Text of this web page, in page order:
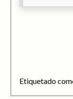
Etiquetado